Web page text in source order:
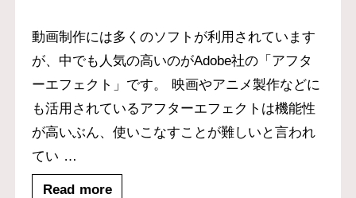
動画制作には多くのソフトが利用されています
が、中でも人気の高いのがAdobe社の「アフタ
ーエフェクト」です。 映画やアニメ製作などに
も活用されているアフターエフェクトは機能性
が高いぶん、使いこなすことが難しいと言われ
てい …
Read more